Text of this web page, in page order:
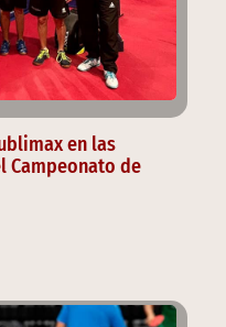
en las
Campeonato de